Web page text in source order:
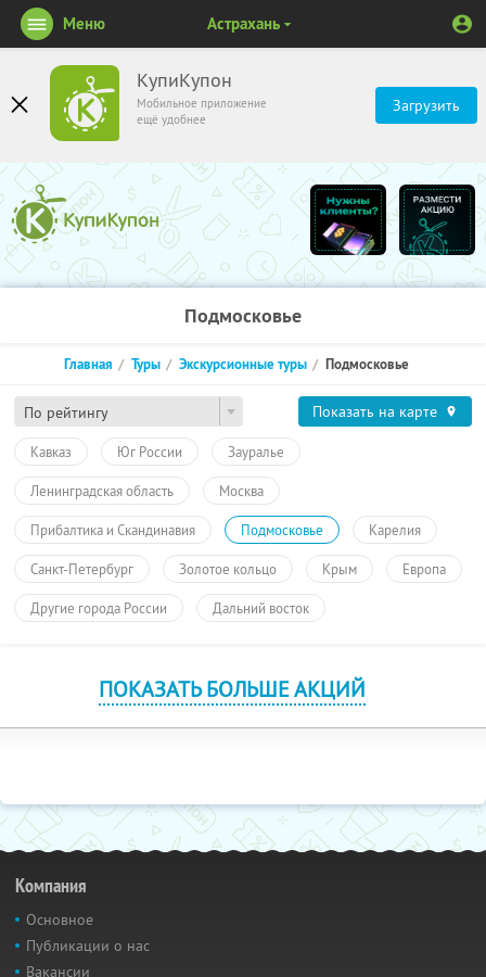
КупиКупон
Мобильное приложение
ещё удобнее
Загрузить
Меню Астрахань
Подмосковье
По рейтингу
Главная Туры Экскурсионные туры Подмосковье
Показать на карте
Кавказ Юг России Зауралье
Ленинградская область Москва
Прибалтика и Скандинавия Подмосковье Карелия
Санкт-Петербург Золотое кольцо Крым Европа
Другие города России Дальний восток
ПОКАЗАТЬ БОЛЬШЕ АКЦИЙ
Компания
Основное
Публикации о нас
Вакансии